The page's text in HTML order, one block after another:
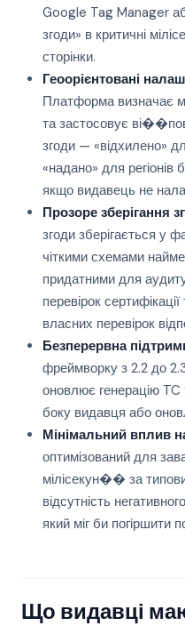
Google Tag Manager
згоди» в критичні
сторінки.
Геоорієнтовані
Платформа визначає
та застосовує
згоди — «відхилено»
«надано» для
якщо видавець не
Прозоре зберігання
згоди зберігається у
чіткими схемами
придатними для
перевірок
власних перевірок
Безперервна
фреймворку з 2.2 до
оновлює генерацію TC
боку видавця або
Мінімальний вплив
оптимізований для
мілісекун�� за
відсутність
який міг би погіршити
Що видавці